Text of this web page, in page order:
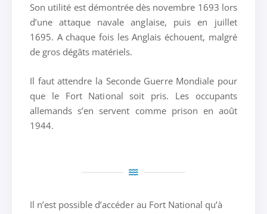
Son utilité est démontrée dès novembre 1693 lors
d’une attaque navale anglaise, puis en juillet
1695. A chaque fois les Anglais échouent, malgré
de gros dégâts matériels.
Il faut attendre la Seconde Guerre Mondiale pour
que le Fort National soit pris. Les occupants
allemands s’en servent comme prison en août
1944.
Il n’est possible d’accéder au Fort National qu’à